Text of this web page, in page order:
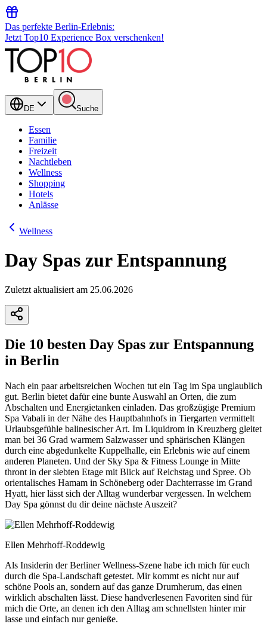
Das perfekte Berlin-Erlebnis:
Jetzt Top10 Experience Box verschenken!
DE Suche
Essen
Familie
Freizeit
Nachtleben
Wellness
Shopping
Hotels
Anlässe
Wellness
Day Spas zur Entspannung
Zuletzt aktualisiert am 25.06.2026
Die 10 besten Day Spas zur Entspannung
in Berlin
Nach ein paar arbeitsreichen Wochen tut ein Tag im Spa unglaublich
gut. Berlin bietet dafür eine bunte Auswahl an Orten, die zum
Abschalten und Energietanken einladen. Das großzügige Premium
Spa Vabali in der Nähe des Hauptbahnhofs in Tiergarten vermittelt
Urlaubsgefühle balinesischer Art. Im Liquidrom in Kreuzberg gleitet
man bei 36 Grad warmem Salzwasser und sphärischen Klängen
durch eine abgedunkelte Kuppelhalle, ein Erlebnis wie auf einem
anderen Planeten. Und der Sky Spa & Fitness Lounge in Mitte
thront in der siebten Etage mit Blick auf Reichstag und Spree. Ob
orientalisches Hamam in Schöneberg oder Dachterrasse im Grand
Hyatt, hier lässt sich der Alltag wunderbar vergessen. In welchem
Day Spa gönnst du dir deine nächste Auszeit?
Ellen Mehrhoff-Roddewig
Als Insiderin der Berliner Wellness-Szene habe ich mich für euch
durch die Spa-Landschaft getestet. Mir kommt es nicht nur auf
schöne Pools an, sondern auf das ganze Drumherum, das einen
wirklich abschalten lässt. Diese handverlesenen Favoriten sind für
mich die Orte, an denen ich den Alltag am schnellsten hinter mir
lasse und einfach nur genieße.